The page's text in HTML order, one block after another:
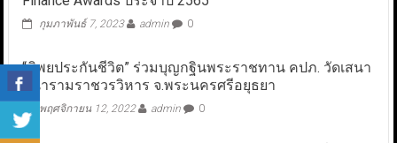
กุมภาพันธ์ 7, 2023 admin 0
“ทิพยประกันชีวิต” ร่วมบุญกฐินพระราชทาน คปภ. วัดเสนา
สนารามราชวรวิหาร จ.พระนครศรีอยุธยา
พฤศจิกายน 12, 2022 admin 0